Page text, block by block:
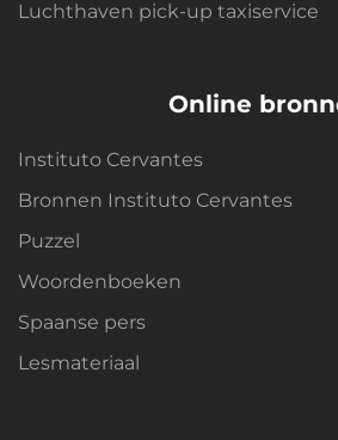
Luchthaven pick-up taxiservice
Online
Instituto Cervantes
Bronnen Instituto Cervantes
Puzzel
Woordenboeken
Spaanse pers
Lesmateriaal